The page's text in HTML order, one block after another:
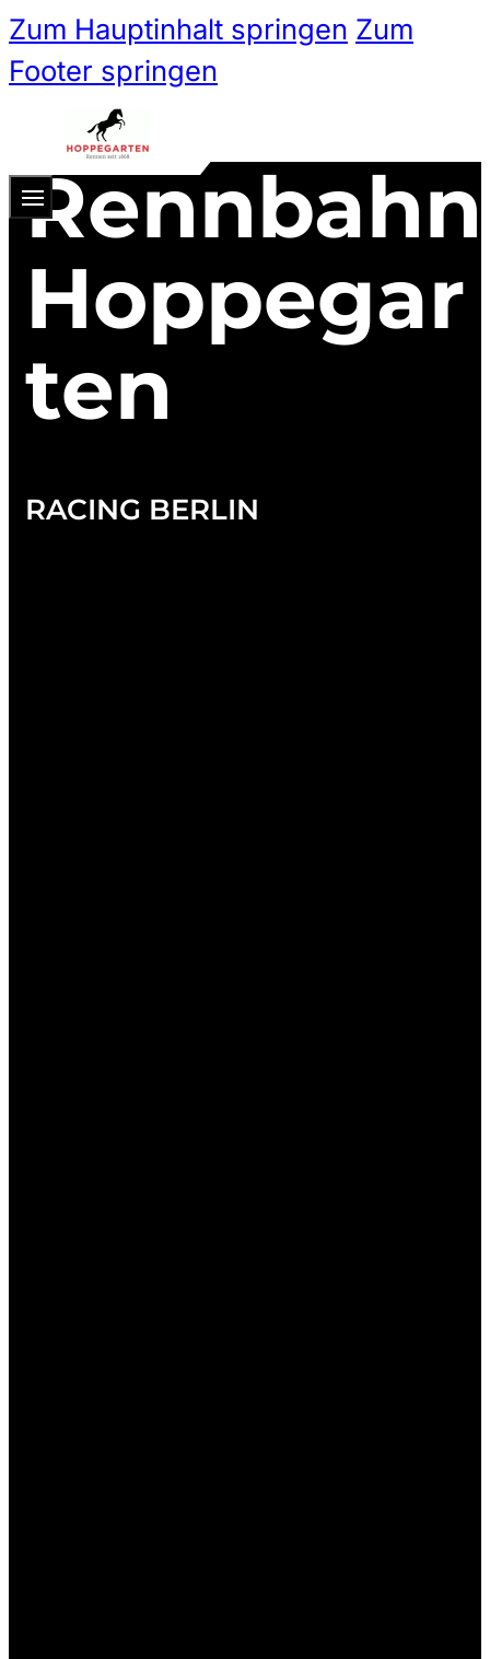
Zum Hauptinhalt springen Zum
Footer springen
Zum
Ticketkategorien
Rennbahn
Hoppegar
ten
RACING BERLIN